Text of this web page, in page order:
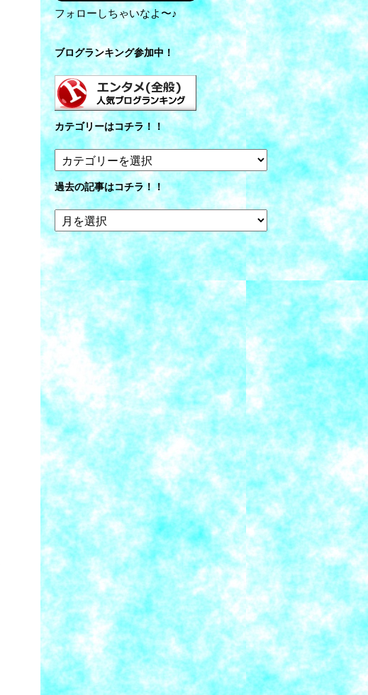
フォローしちゃいなよ〜♪
ブログランキング参加中！
カテゴリーはコチラ！！
テ
ゴ
リ
ー
は
コ
チ
ラ！！
過去の記事はコチラ！！
過
去
の
記
事
は
コ
チ
ラ！！